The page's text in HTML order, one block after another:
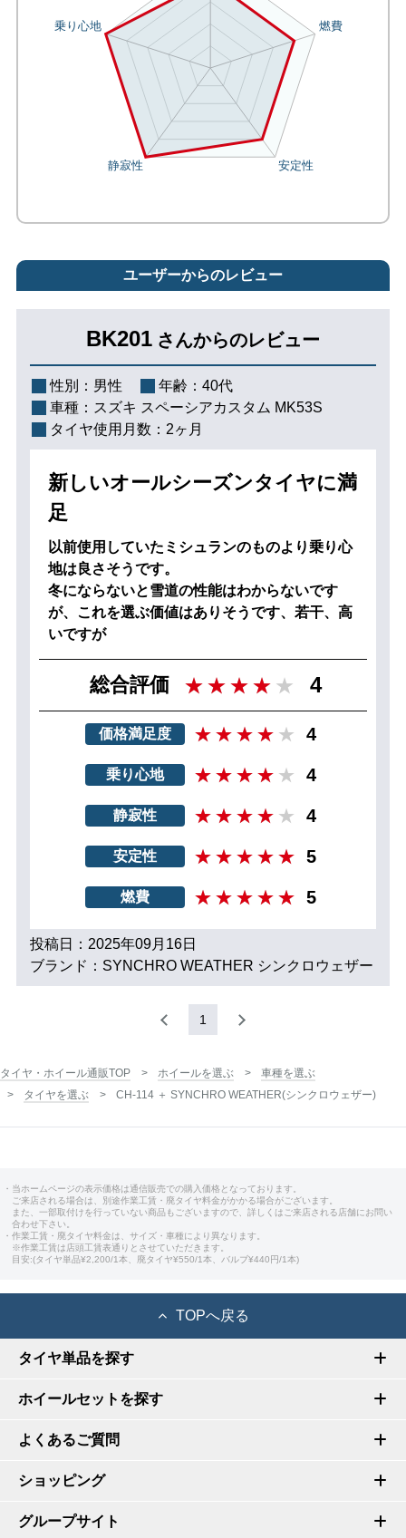
ユーザーからのレビュー
BK201 さんからのレビュー
性別： 男性 年齢： 40代
車種： スズキ スペーシアカスタム MK53S
タイヤ使用月数： 2ヶ月
新しいオールシーズンタイヤに満
足
以前使用していたミシュランのものより乗り心
地は良さそうです。
冬にならないと雪道の性能はわからないです
が、これを選ぶ価値はありそうです、若干、高
いですが
総合評価 4
価格満足度 4
乗り心地 4
静寂性 4
安定性 5
燃費 5
投稿日：2025年09月16日
ブランド：SYNCHRO WEATHER シンクロウェザー
1
タイヤ・ホイール通販TOP ホイールを選ぶ
車種を選ぶ
タイヤを選ぶ
CH-114 ＋ SYNCHRO WEATHER(シンクロウェザー)
・当ホームページの表示価格は通信販売での購入価格となっております。
ご来店される場合は、別途作業工賃・廃タイヤ料金がかかる場合がございます。
また、一部取付けを行っていない商品もございますので、詳しくはご来店される店舗にお問い
合わせ下さい。
・作業工賃・廃タイヤ料金は、サイズ・車種により異なります。
※作業工賃は店頭工賃表通りとさせていただきます。
目安:(タイヤ単品¥2,200/1本、廃タイヤ¥550/1本、バルブ¥440円/1本)
TOPへ戻る
タイヤ単品を探す
ホイールセットを探す
よくあるご質問
ショッピング
グループサイト